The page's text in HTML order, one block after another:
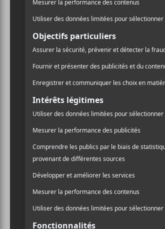
Le
édition
sur
J’étais
majorité
les
Je salue
chaque
d’ailleurs.